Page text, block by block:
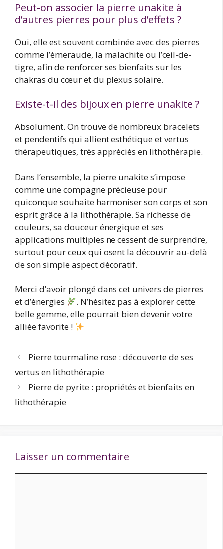
Peut-on associer la pierre unakite à
d’autres pierres pour plus d’effets ?
Oui, elle est souvent combinée avec des pierres
comme l’émeraude, la malachite ou l’œil-de-
tigre, afin de renforcer ses bienfaits sur les
chakras du cœur et du plexus solaire.
Existe-t-il des bijoux en pierre unakite ?
Absolument. On trouve de nombreux bracelets
et pendentifs qui allient esthétique et vertus
thérapeutiques, très appréciés en lithothérapie.
Dans l’ensemble, la pierre unakite s’impose
comme une compagne précieuse pour
quiconque souhaite harmoniser son corps et son
esprit grâce à la lithothérapie. Sa richesse de
couleurs, sa douceur énergique et ses
applications multiples ne cessent de surprendre,
surtout pour ceux qui osent la découvrir au-delà
de son simple aspect décoratif.
Merci d’avoir plongé dans cet univers de pierres
et d’énergies
. N’hésitez pas à explorer cette
belle gemme, elle pourrait bien devenir votre
alliée favorite !
Pierre tourmaline rose : découverte de ses
vertus en lithothérapie
Pierre de pyrite : propriétés et bienfaits en
lithothérapie
Laisser un commentaire